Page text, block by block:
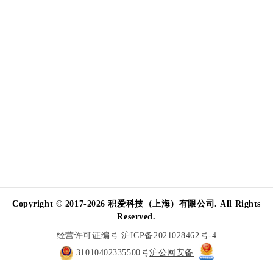
Copyright © 2017-2026 积爱科技（上海）有限公司. All Rights
Reserved.
经营许可证编号沪ICP备2021028462号-4
31010402335500号沪公网安备